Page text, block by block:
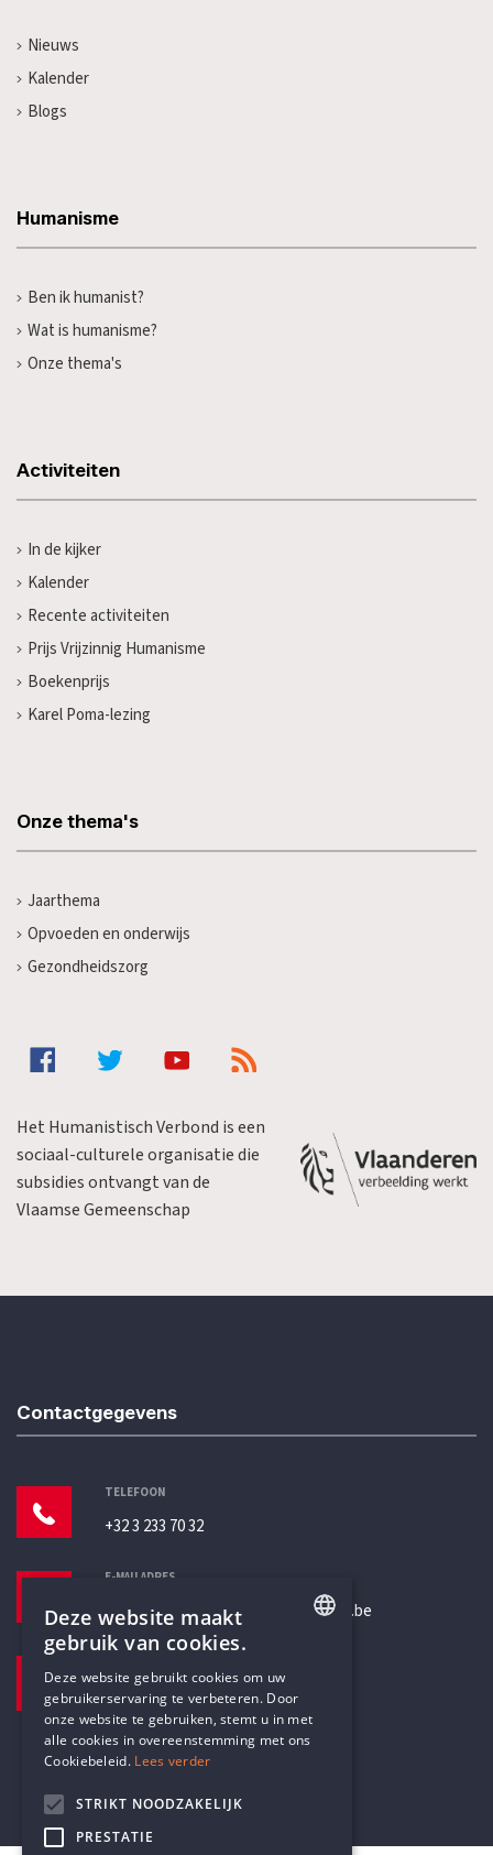
Nieuws
Kalender
Blogs
Humanisme
Ben ik humanist?
Wat is humanisme?
Onze thema's
Activiteiten
In de kijker
Kalender
Recente activiteiten
Prijs Vrijzinnig Humanisme
Boekenprijs
Karel Poma-lezing
Onze thema's
Jaarthema
Opvoeden en onderwijs
Gezondheidszorg
Het Humanistisch Verbond is een
sociaal-culturele organisatie die
subsidies ontvangt van de
Vlaamse Gemeenschap
Contactgegevens
TELEFOON
+32 3 233 70 32
E-MAILADRES
secretariaat@humanistischverbond.be
Pottenbrug 4
Antwerpen, 2000
DUTCH
Deze website maakt
gebruik van cookies.
Deze website gebruikt cookies om uw
gebruikerservaring te verbeteren. Door
onze website te gebruiken, stemt u in met
alle cookies in overeenstemming met ons
Cookiebeleid. Lees verder
STRIKT NOODZAKELIJK
PRESTATIE